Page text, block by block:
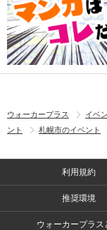
ウォーカープラス イベ
ント
札幌市のイベント
利用規約
推奨環境
ウォーカープラス